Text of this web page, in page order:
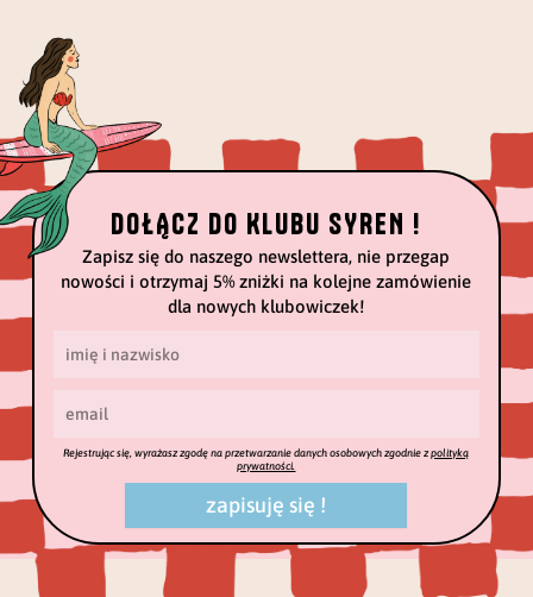
DOŁĄCZ DO KLUBU SYREN !
Zapisz się do naszego newslettera, nie przegap
nowości i otrzymaj 5% zniżki na kolejne zamówienie
dla nowych klubowiczek!
Rejestrując się, wyrażasz zgodę na przetwarzanie danych osobowych zgodnie zpolityką
prywatności.
zapisuję się !